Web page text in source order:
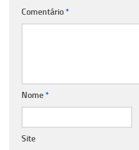
Comentário*
Nome*
Site